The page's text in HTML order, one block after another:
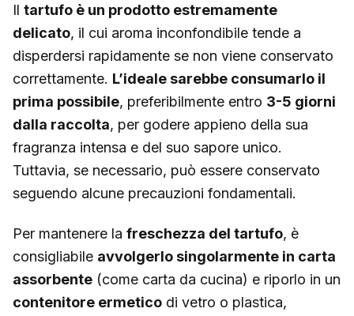
Il tartufo è un prodotto estremamente
delicato, il cui aroma inconfondibile tende a
disperdersi rapidamente se non viene conservato
correttamente. L’ideale sarebbe consumarlo il
prima possibile, preferibilmente entro 3-5 giorni
dalla raccolta, per godere appieno della sua
fragranza intensa e del suo sapore unico.
Tuttavia, se necessario, può essere conservato
seguendo alcune precauzioni fondamentali.
Per mantenere la freschezza del tartufo, è
consigliabile avvolgerlo singolarmente in carta
assorbente (come carta da cucina) e riporlo in un
contenitore ermetico di vetro o plastica,